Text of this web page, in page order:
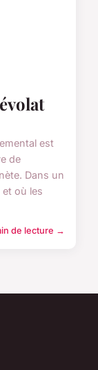
est
de
Dans un
où les
de lecture →